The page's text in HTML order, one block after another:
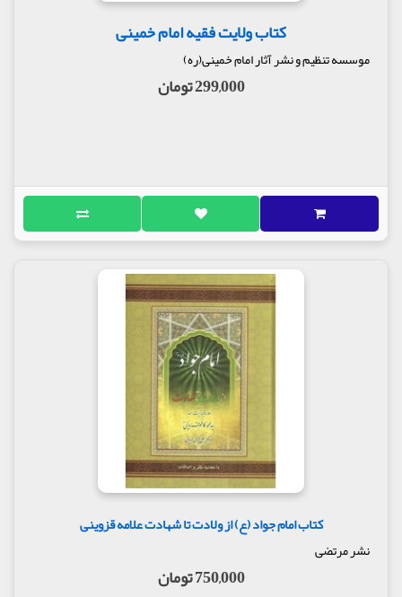
کتاب ولایت فقیه امام خمینی
موسسه تنظیم و نشر آثار امام خمینی(ره)
299,000 تومان
کتاب امام جواد (ع) از ولادت تا شهادت علامه قزوینی
نشر مرتضی
750,000 تومان